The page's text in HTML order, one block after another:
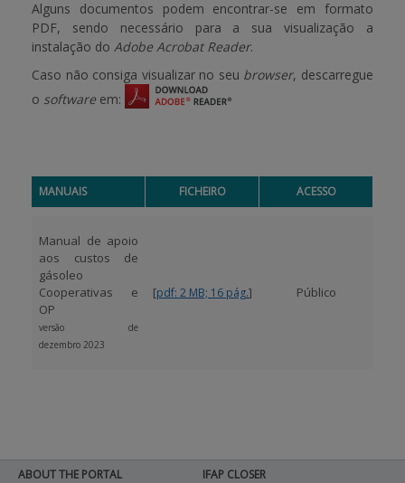
BENEFICIARY SUPPORT
Login / Register
Alguns documentos podem encontrar-se em formato
PDF, sendo necessário para a sua visualização a
instalação do Adobe Acrobat Reader.
Caso não consiga visualizar no seu browser, descarregue
o softwareem:
MANUAIS FICHEIRO ACESSO
Manual de apoio
aos custos de
gásoleo
Cooperativas e
OP
versão de
dezembro 2023
[pdf: 2 MB; 16 pág.] Público
ABOUT THE PORTAL
IFAP CLOSER